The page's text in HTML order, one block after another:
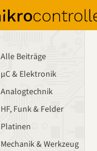
Alle Beiträge
µC & Elektronik
Analogtechnik
HF, Funk & Felder
Platinen
Mechanik & Werkzeug